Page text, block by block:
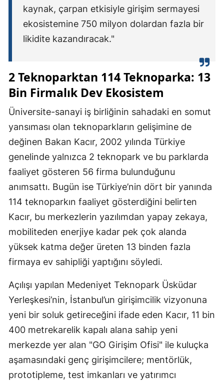
kaynak, çarpan etkisiyle girişim sermayesi
ekosistemine 750 milyon dolardan fazla bir
likidite kazandıracak."
2 Teknoparktan 114 Teknoparka: 13
Bin Firmalık Dev Ekosistem
Üniversite-sanayi iş birliğinin sahadaki en somut
yansıması olan teknoparkların gelişimine de
değinen Bakan Kacır, 2002 yılında Türkiye
genelinde yalnızca 2 teknopark ve bu parklarda
faaliyet gösteren 56 firma bulunduğunu
anımsattı. Bugün ise Türkiye’nin dört bir yanında
114 teknoparkın faaliyet gösterdiğini belirten
Kacır, bu merkezlerin yazılımdan yapay zekaya,
mobiliteden enerjiye kadar pek çok alanda
yüksek katma değer üreten 13 binden fazla
firmaya ev sahipliği yaptığını söyledi.
Açılışı yapılan Medeniyet Teknopark Üsküdar
Yerleşkesi’nin, İstanbul’un girişimcilik vizyonuna
yeni bir soluk getireceğini ifade eden Kacır, 11 bin
400 metrekarelik kapalı alana sahip yeni
merkezde yer alan "GO Girişim Ofisi" ile kuluçka
aşamasındaki genç girişimcilere; mentörlük,
prototipleme, test imkanları ve yatırımcı